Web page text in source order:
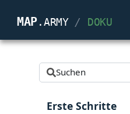
map.army / Doku
Suchen
Erste Schritte